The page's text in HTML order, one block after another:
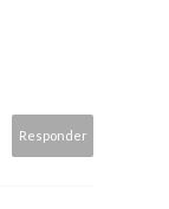
Responder